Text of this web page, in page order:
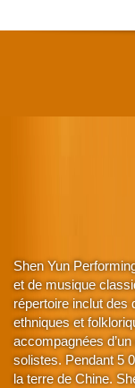
Shen Yun
et de musique
répertoire inclut des
ethniques et
accompagnées
solistes. Pendant 5
la terre de Chine.